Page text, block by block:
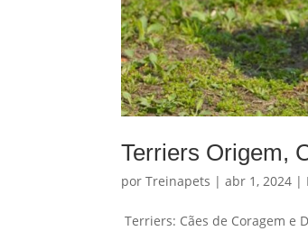
Terriers Origem,
porTreinapets |abr 1, 2024 |
Terriers: Cães de Coragem e